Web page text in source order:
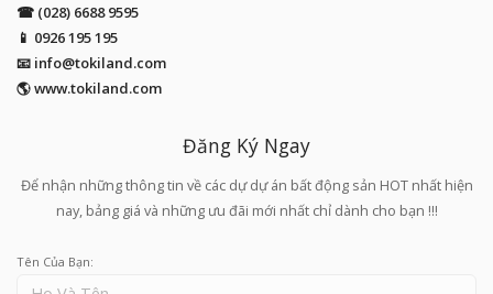
☎ (028) 6688 9595
📱 0926 195 195
📧 info@tokiland.com
🌎 www.tokiland.com
Đăng Ký Ngay
Để nhận những thông tin về các dự dự án bất động sản HOT nhất hiện
nay, bảng giá và những ưu đãi mới nhất chỉ dành cho bạn !!!
Tên Của Bạn: